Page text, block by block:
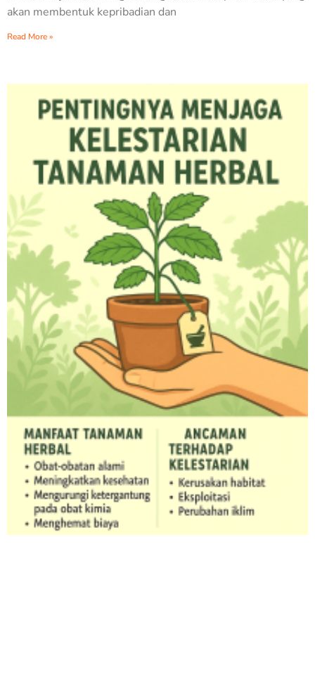
akan membentuk kepribadian dan
Read More »